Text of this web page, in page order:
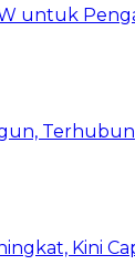
untuk
Kini